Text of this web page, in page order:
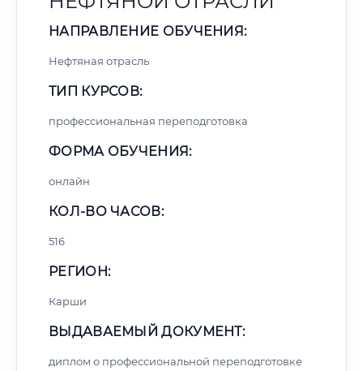
НАПРАВЛЕНИЕ ОБУЧЕНИЯ:
Нефтяная отрасль
ТИП КУРСОВ:
профессиональная переподготовка
ФОРМА ОБУЧЕНИЯ:
онлайн
КОЛ-ВО ЧАСОВ:
516
РЕГИОН:
Карши
ВЫДАВАЕМЫЙ ДОКУМЕНТ:
диплом о профессиональной переподготовке